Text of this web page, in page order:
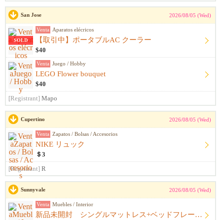
San Jose 2026/08/05 (Wed)
SOLD
Venta Aparatos elécricos
【取引中】ポータブルAC クーラー
$40
Venta Juego / Hobby
LEGO Flower bouquet
$40
[Registrant] Mapo
Cupertino 2026/08/05 (Wed)
Venta Zapatos / Bolsas / Accesorios
NIKE リュック
＄3
[Registrant] R
Sunnyvale 2026/08/05 (Wed)
Venta Muebles / Interior
新品未開封 シングルマットレス+ベッドフレーム+シーツ